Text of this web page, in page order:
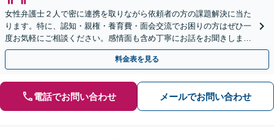
女性弁護士２人で密に連携を取りながら依頼者の方の課題解決に当た
ります。特に、認知・親権・養育費・面会交流でお困りの方はぜひ一
度お気軽にご相談ください。感情面も含め丁寧にお話をお聞きしま
す。
料金表を見る
電話でお問い合わせ メールでお問い合わせ